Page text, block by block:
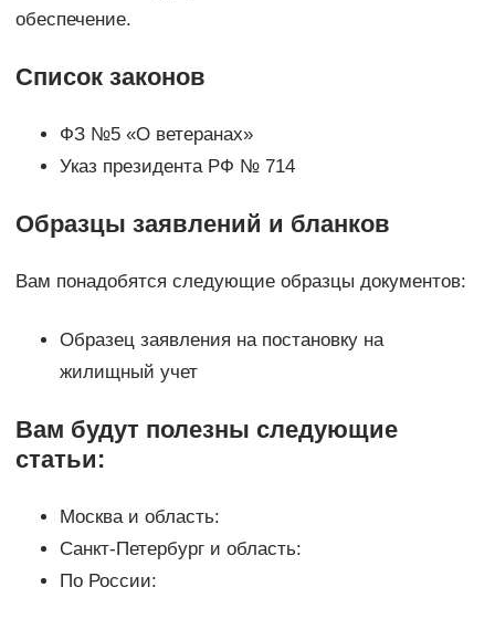
обеспечение.
Список законов
ФЗ №5 «О ветеранах»
Указ президента РФ № 714
Образцы заявлений и бланков
Вам понадобятся следующие образцы документов:
Образец заявления на постановку на
жилищный учет
Вам будут полезны следующие
статьи:
Москва и область:
Санкт-Петербург и область:
По России: